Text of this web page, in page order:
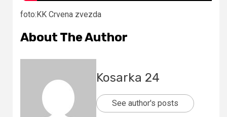
foto:KK Crvena zvezda
About The Author
Kosarka 24
See author's posts